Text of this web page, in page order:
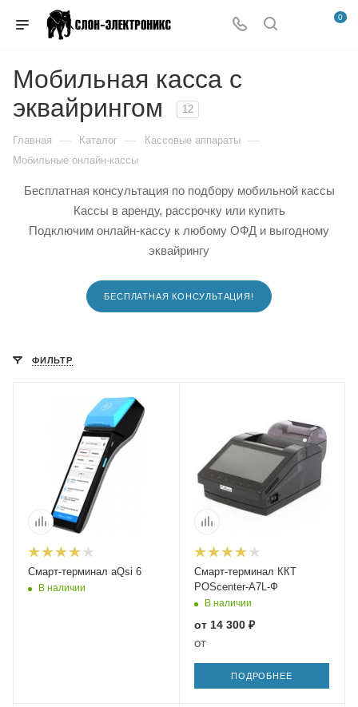
0
Мобильная касса с
эквайрингом
12
Главная — Каталог — Кассовые аппараты —
Мобильные онлайн-кассы
Бесплатная консультация по подбору мобильной кассы
Кассы в аренду, рассрочку или купить
Подключим онлайн-кассу к любому ОФД и выгодному
эквайрингу
БЕСПЛАТНАЯ КОНСУЛЬТАЦИЯ!
ФИЛЬТР
Смарт-терминал aQsi 6
В наличии
Смарт-терминал ККТ
POScenter-A7L-Ф
В наличии
от 14 300 ₽
от
ПОДРОБНЕЕ